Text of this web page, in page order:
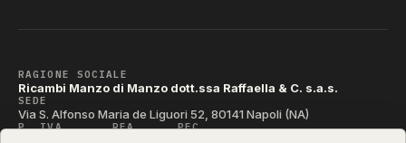
RAGIONE SOCIALE
Ricambi Manzo di Manzo dott.ssa Raffaella & C. s.a.s.
SEDE
Via S. Alfonso Maria de Liguori 52, 80141 Napoli (NA)
P. IVA REA PEC